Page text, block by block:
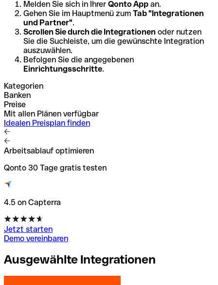
Melden Sie sich in Ihrer Qonto App an.
Gehen Sie im Hauptmenü zum Tab "Integrationen
und Partner".
Scrollen Sie durch die Integrationen oder nutzen
Sie die Suchleiste, um die gewünschte Integration
auszuwählen.
Befolgen Sie die angegebenen
Einrichtungsschritte.
Kategorien
Banken
Preise
Mit allen Plänen verfügbar
Idealen Preisplan finden
Arbeitsablauf optimieren
Qonto 30 Tage gratis testen
4.5 on Capterra
Jetzt starten
Demo vereinbaren
Ausgewählte Integrationen